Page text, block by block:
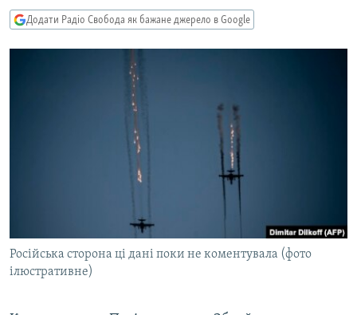
пошуку
ТИ ЯК?
КРИМ РЕАЛІЇ
РУС
Додати Радіо Свобода як бажане джерело в Google
Російська сторона ці дані поки не коментувала (фото
ілюстративне)